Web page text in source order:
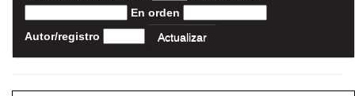
En orden
Autor/registro